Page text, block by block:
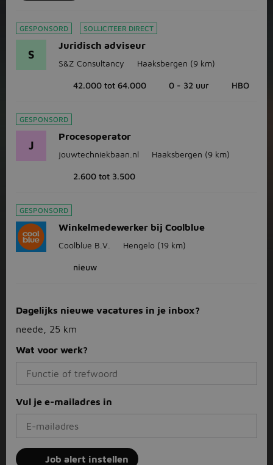
GESPONSORD SOLLICITEER DIRECT
S
Juridisch adviseur
S&Z Consultancy Haaksbergen (9 km)
42.000 tot 64.000 0 - 32 uur HBO
GESPONSORD
J
Procesoperator
jouwtechniekbaan.nl Haaksbergen (9 km)
2.600 tot 3.500
GESPONSORD
Winkelmedewerker bij Coolblue
Coolblue B.V. Hengelo (19 km)
nieuw
Dagelijks nieuwe vacatures in je inbox?
neede, 25 km
Wat voor werk?
Vul je e-mailadres in
Job alert instellen